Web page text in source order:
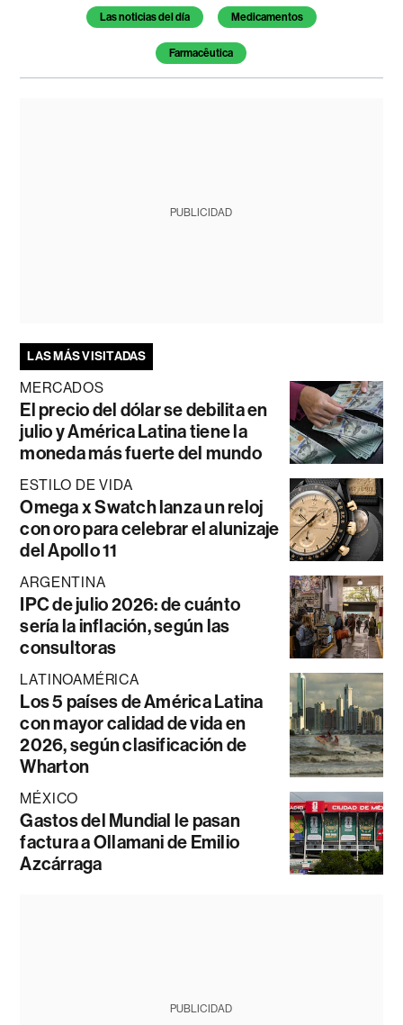
Temas de este artículo
Las noticias del día Medicamentos
Farmacêutica
PUBLICIDAD
LAS MÁS VISITADAS
MERCADOS
El precio del dólar se debilita en
julio y América Latina tiene la
moneda más fuerte del mundo
ESTILO DE VIDA
Omega x Swatch lanza un reloj
con oro para celebrar el alunizaje
del Apollo 11
ARGENTINA
IPC de julio 2026: de cuánto
sería la inflación, según las
consultoras
LATINOAMÉRICA
Los 5 países de América Latina
con mayor calidad de vida en
2026, según clasificación de
Wharton
MÉXICO
Gastos del Mundial le pasan
factura a Ollamani de Emilio
Azcárraga
PUBLICIDAD